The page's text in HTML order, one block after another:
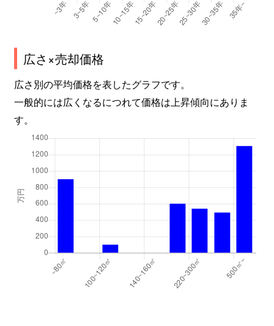
広さ×売却価格
広さ別の平均価格を表したグラフです。
一般的には広くなるにつれて価格は上昇傾向にありま
す。